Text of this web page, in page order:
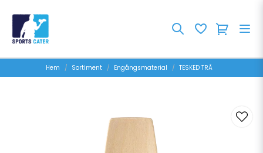
Hem Sortiment Engångsmaterial TESKED TRÃ